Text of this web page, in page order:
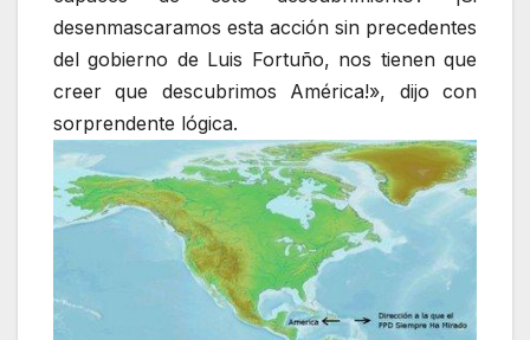
desenmascaramos esta acción sin precedentes
del gobierno de Luis Fortuño, nos tienen que
creer que descubrimos América!», dijo con
sorprendente lógica.